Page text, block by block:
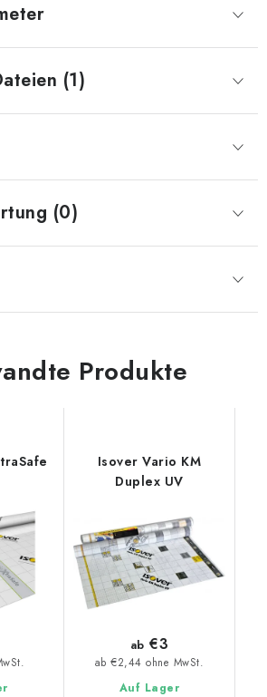
(1)
(0)
Produkte
Isover Vario KM
Duplex UV
Auf Lager
ab €2,44 ohne MwSt.
ab €3